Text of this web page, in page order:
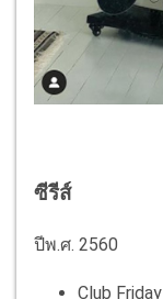
ซีรีส์
ปีพ.ศ. 2560
Club